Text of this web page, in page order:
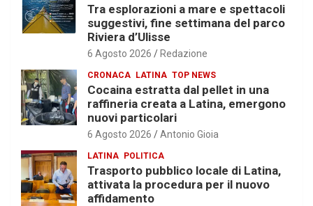
Tra esplorazioni a mare e spettacoli
suggestivi, fine settimana del parco
Riviera d’Ulisse
6 Agosto 2026 Redazione
CRONACA LATINA TOP NEWS
Cocaina estratta dal pellet in una
raffineria creata a Latina, emergono
nuovi particolari
6 Agosto 2026 Antonio Gioia
LATINA POLITICA
Trasporto pubblico locale di Latina,
attivata la procedura per il nuovo
affidamento